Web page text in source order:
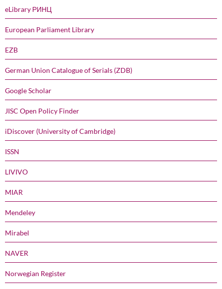
eLibrary РИНЦ
European Parliament Library
EZB
German Union Catalogue of Serials (ZDB)
Google Scholar
JISC Open Policy Finder
iDiscover (University of Cambridge)
ISSN
LIVIVO
MIAR
Mendeley
Mirabel
NAVER
Norwegian Register